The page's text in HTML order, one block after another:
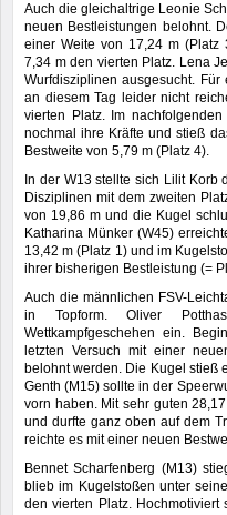
Auch die gleichaltrige Leonie
neuen Bestleistungen belohnt.
einer Weite von 17,24 m (Platz
7,34 m den vierten Platz. Lena
Wurfdisziplinen ausgesucht.
an diesem Tag leider nicht
vierten Platz. Im
nochmal ihre Kräfte und stieß
Bestweite von 5,79 m (Platz 4).
In der W13 stellte sich Lilit Korb
Disziplinen mit dem zweiten
von 19,86 m und die Kugel
Katharina Münker (W45)
13,42 m (Platz 1) und im
ihrer bisherigen Bestleistung (=
Auch die männlichen FSV-
in Topform. Oliver
Wettkampfgeschehen ein.
letzten Versuch mit einer
belohnt werden. Die Kugel stieß
Genth (M15) sollte in der
vorn haben. Mit sehr guten
und durfte ganz oben auf dem
reichte es mit einer neuen
Bennet Scharfenberg (M13)
blieb im Kugelstoßen unter
den vierten Platz.